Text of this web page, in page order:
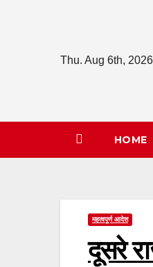
Thu. Aug 6th, 2026
HOME
महत्वपूर्ण आदेश
दूसरे